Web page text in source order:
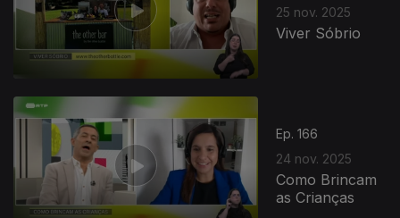
25 nov. 2025
Viver Sóbrio
Ep. 166
24 nov. 2025
Como Brincam
as Crianças